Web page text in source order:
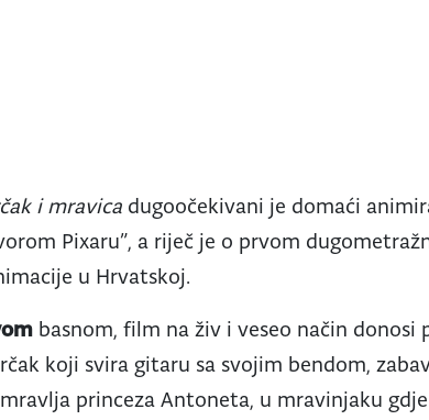
i mravica dugoočekivani je domaći
Pixaru”, a riječ je o prvom
u Hrvatskoj.
basnom, film na živ i veseo način donosi
koji svira gitaru sa svojim bendom,
princeza Antoneta, u mravinjaku